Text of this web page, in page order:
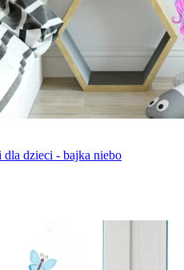
dzieci - bajka niebo